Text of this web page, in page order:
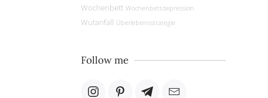
Wochenbett Wochenbettdepression
Wutanfall Überlebensstrategie
Follow me